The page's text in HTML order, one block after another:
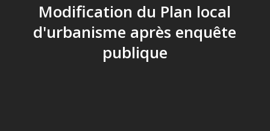
Modification du Plan local
d'urbanisme après enquête
publique